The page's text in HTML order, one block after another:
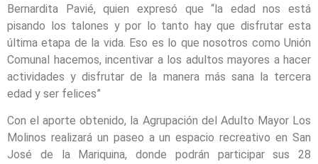
Bernardita Pavié, quien expresó que “la edad nos está
pisando los talones y por lo tanto hay que disfrutar esta
última etapa de la vida. Eso es lo que nosotros como Unión
Comunal hacemos, incentivar a los adultos mayores a hacer
actividades y disfrutar de la manera más sana la tercera
edad y ser felices”
Con el aporte obtenido, la Agrupación del Adulto Mayor Los
Molinos realizará un paseo a un espacio recreativo en San
José de la Mariquina, donde podrán participar sus 28